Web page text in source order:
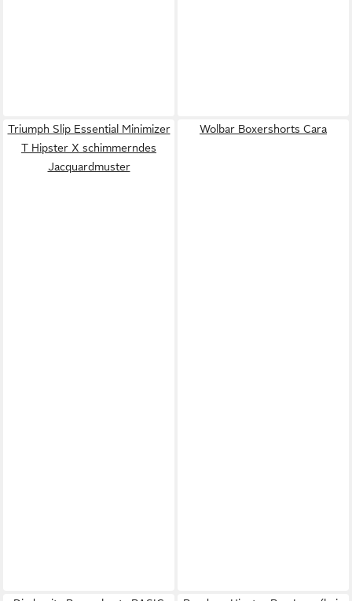
Triumph Slip Essential Minimizer
T Hipster X schimmerndes
Jacquardmuster
Wolbar Boxershorts Cara